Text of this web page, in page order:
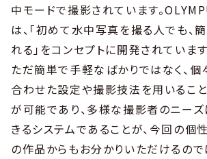
中モードで撮影されています。
は、「初めて水中写真を撮る人でも、
れる」をコンセプトに開発されています
ただ簡単で手軽なばかりではなく、
合わせた設定や撮影技法を用いるこ
が可能であり、多様な撮影者のニーズ
きるシステムであることが、今回の
の作品からもお分かりいただけるので